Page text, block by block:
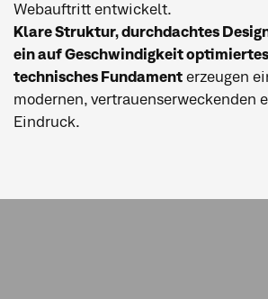
Webauftritt entwickelt.
Klare Struktur, durchdachtes
ein auf Geschwindigkeit optimiertes
technisches Fundament erzeugen
modernen, vertrauenserweckenden
Eindruck.